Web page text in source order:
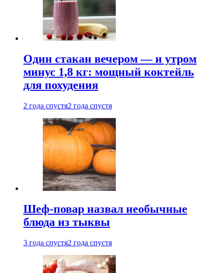
Один стакан вечером — и утром
минус 1,8 кг: мощный коктейль
для похудения
2 года спустя2 года спустя
Шеф-повар назвал необычные
блюда из тыквы
3 года спустя2 года спустя